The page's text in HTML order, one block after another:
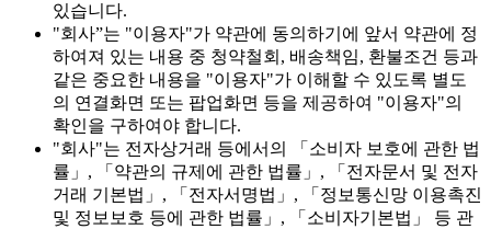
있습니다.
"회사”는 "이용자"가 약관에 동의하기에 앞서 약관에 정
하여져 있는 내용 중 청약철회, 배송책임, 환불조건 등과
같은 중요한 내용을 "이용자"가 이해할 수 있도록 별도
의 연결화면 또는 팝업화면 등을 제공하여 "이용자"의
확인을 구하여야 합니다.
"회사"는 전자상거래 등에서의 「소비자 보호에 관한 법
률」, 「약관의 규제에 관한 법률」, 「전자문서 및 전자
거래 기본법」, 「전자서명법」, 「정보통신망 이용촉진
및 정보보호 등에 관한 법률」, 「소비자기본법」 등 관